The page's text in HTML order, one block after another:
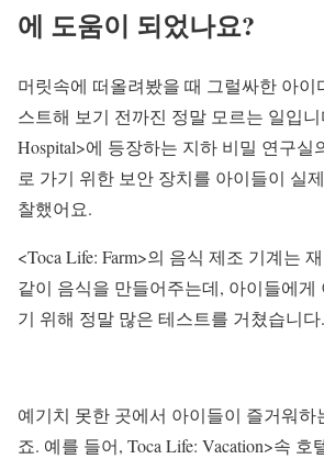
에 도움이 되었나요?
머릿속에 떠올려봤을 때 그럴싸한 아이
스트해 보기 전까진 정말 모르는 일입니
Hospital>에 등장하는 지하 비밀 연구실
로 가기 위한 보안 장치를 아이들이 실
찰했어요.
<Toca Life: Farm>의 음식 제조 기계는
같이 음식을 만들어주는데, 아이들에게
기 위해 정말 많은 테스트를 거쳤습니다.
예기치 못한 곳에서 아이들이 즐거워하
죠. 예를 들어, Toca Life: Vacation>속